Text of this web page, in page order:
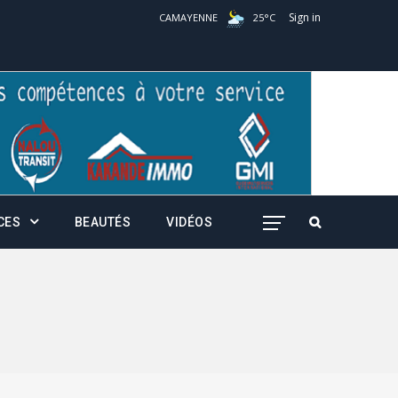
CAMAYENNE 25°C Sign in
BEAUTÉS VIDÉOS